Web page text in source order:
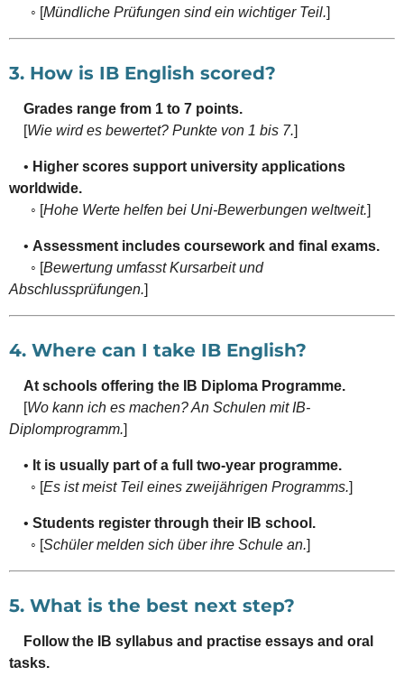
◦ [Mündliche Prüfungen sind ein wichtiger Teil.]
3. How is IB English scored?
Grades range from 1 to 7 points.
[Wie wird es bewertet? Punkte von 1 bis 7.]
• Higher scores support university applications
worldwide.
◦ [Hohe Werte helfen bei Uni-Bewerbungen weltweit.]
• Assessment includes coursework and final exams.
◦ [Bewertung umfasst Kursarbeit und
Abschlussprüfungen.]
4. Where can I take IB English?
At schools offering the IB Diploma Programme.
[Wo kann ich es machen? An Schulen mit IB-
Diplomprogramm.]
• It is usually part of a full two-year programme.
◦ [Es ist meist Teil eines zweijährigen Programms.]
• Students register through their IB school.
◦ [Schüler melden sich über ihre Schule an.]
5. What is the best next step?
Follow the IB syllabus and practise essays and oral
tasks.